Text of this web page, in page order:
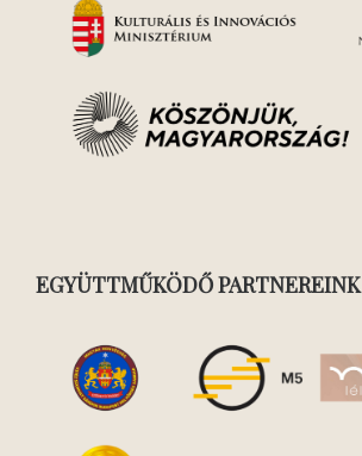
EGYÜTTMŰKÖDŐ PARTNEREINK